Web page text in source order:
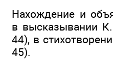
Нахождение и
в высказывании К.
44), в
45).